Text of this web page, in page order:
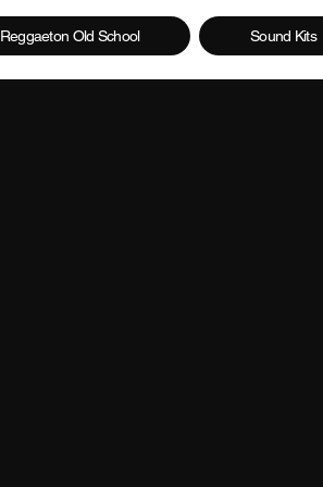
Reggaeton Old School Sound Kits